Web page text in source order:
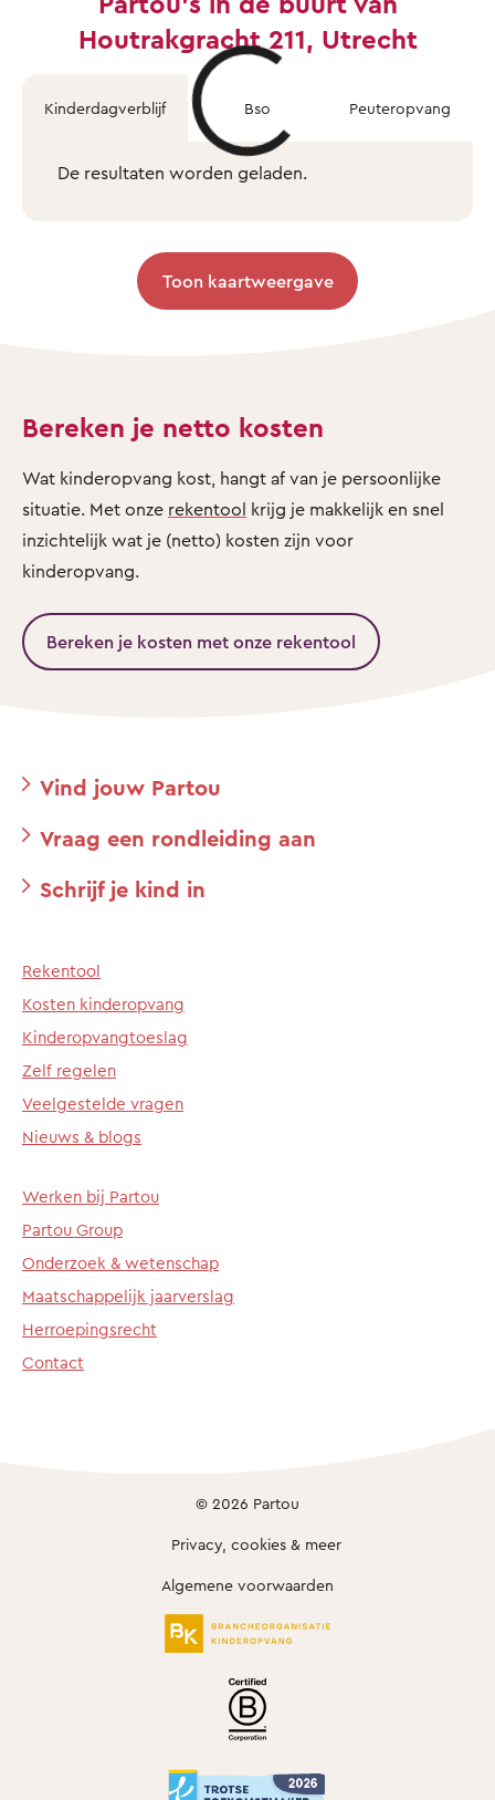
Houtrakgracht 211, Utrecht
Kinderdagverblijf Bso Peuteropvang
De resultaten worden geladen.
Toon kaartweergave
Bereken je netto kosten
Wat kinderopvang kost, hangt af van je persoonlijke
situatie. Met onze rekentool krijg je makkelijk en snel
inzichtelijk wat je (netto) kosten zijn voor
kinderopvang.
Bereken je kosten met onze rekentool
Vind jouw Partou
Vraag een rondleiding aan
Schrijf je kind in
Rekentool
Kosten kinderopvang
Kinderopvangtoeslag
Zelf regelen
Veelgestelde vragen
Nieuws & blogs
Werken bij Partou
Partou Group
Onderzoek & wetenschap
Maatschappelijk jaarverslag
Herroepingsrecht
Contact
© 2026 Partou
Privacy, cookies & meer
Algemene voorwaarden